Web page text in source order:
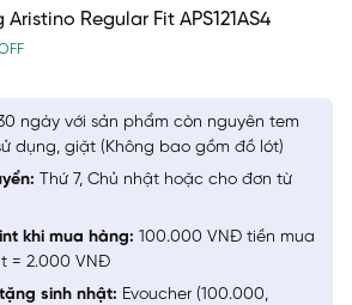
Regular Fit APS121AS4
ngày với sản phẩm còn nguyên tem
dụng, giặt (Không bao gồm đồ lót)
Thứ 7, Chủ nhật hoặc cho đơn từ
khi mua hàng: 100.000 VNĐ tiền mua
= 2.000 VNĐ
sinh nhật: Evoucher (100.000,